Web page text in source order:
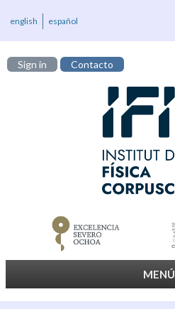
english español
Sign in Contacto
MENÚ